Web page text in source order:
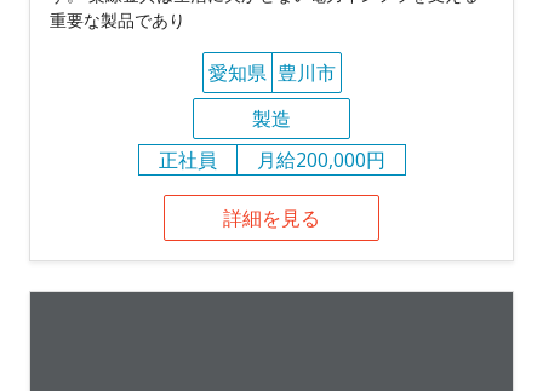
重要な製品であり
愛知県 豊川市
製造
正社員
月給200,000円
詳細を見る